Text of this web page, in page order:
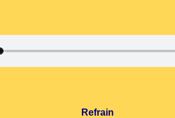
Refrain